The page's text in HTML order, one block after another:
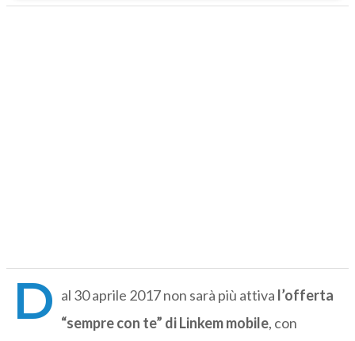
D al 30 aprile 2017 non sarà più attiva l’offerta
“sempre con te” di Linkem mobile, con